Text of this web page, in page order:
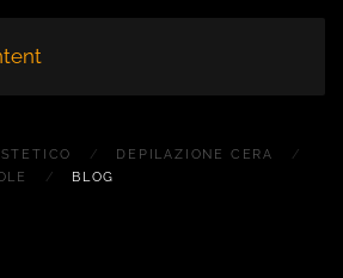
DEPILAZIONE CERA
BLOG